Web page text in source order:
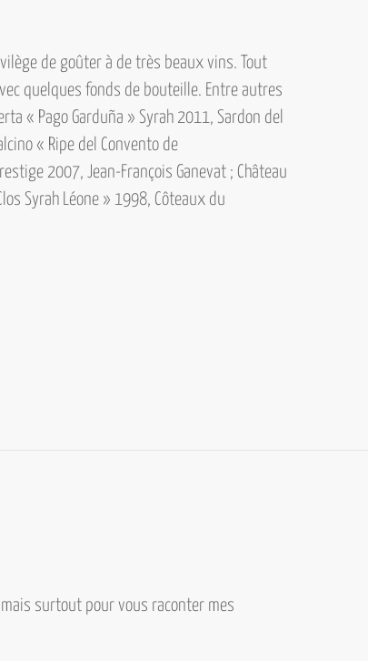
de goûter à de très beaux vins. Tout
quelques fonds de bouteille. Entre autres
« Pago Garduña » Syrah 2011, Sardon del
« Ripe del Convento de
2007, Jean-François Ganevat ; Château
Syrah Léone » 1998, Côteaux du
surtout pour vous raconter mes